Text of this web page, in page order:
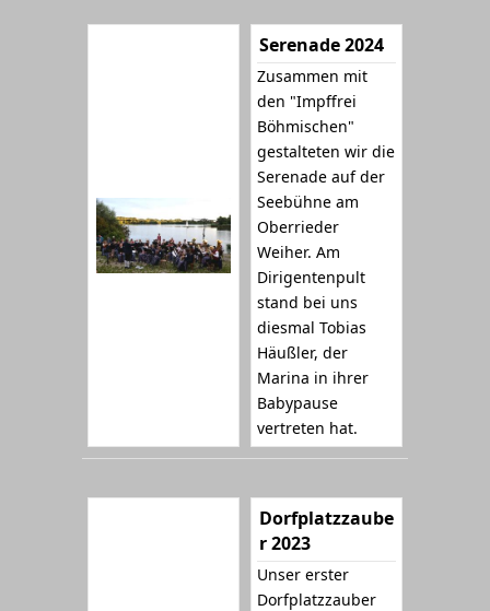
Serenade 2024
Zusammen mit
den "Impffrei
Böhmischen"
gestalteten wir die
Serenade auf der
Seebühne am
Oberrieder
Weiher. Am
Dirigentenpult
stand bei uns
diesmal Tobias
Häußler, der
Marina in ihrer
Babypause
vertreten hat.
Dorfplatzzaube
r 2023
Unser erster
Dorfplatzzauber